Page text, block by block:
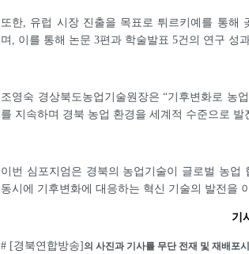
또한, 유럽 시장 진출을 목표로 튀르키예를 통해
며, 이를 통해 논문 3편과 학술발표 5건의 연구 성
조영숙 경상북도농업기술원장은 “기후변화로 농
를 지속하며 경북 농업 환경을 세계적 수준으로 발
이번 심포지엄은 경북의 농업기술이 글로벌 농업
동시에 기후변화에 대응하는 혁신 기술의 발전을
기
# [경북연합방송]의 사진과 기사를 무단 전재 및 재배포